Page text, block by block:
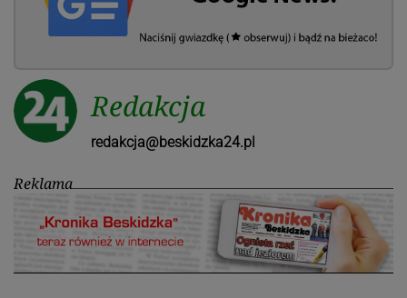
Redakcja
redakcja@beskidzka24.pl
Reklama